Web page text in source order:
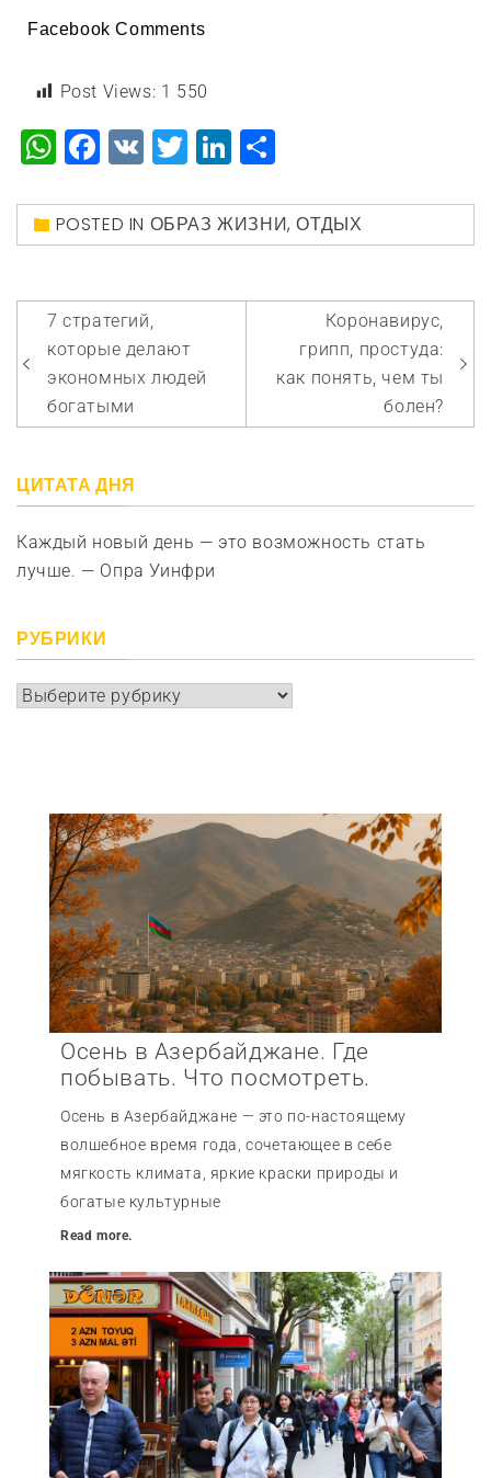
Facebook Comments
Post Views: 1 550
WhatsApp
Facebook
VK TwitterLinkedIn
POSTED IN ОБРАЗ ЖИЗНИ,ОТДЫХ
Навигация
по
записям
7 стратегий,
которые делают
экономных людей
богатыми
Коронавирус,
грипп, простуда:
как понять, чем ты
болен?
ЦИТАТА ДНЯ
Каждый новый день — это возможность стать
лучше. — Опра Уинфри
РУБРИКИ
Рубрики
Осень в Азербайджане. Где
побывать. Что посмотреть.
Осень в Азербайджане — это по-настоящему
волшебное время года, сочетающее в себе
мягкость климата, яркие краски природы и
богатые культурные
Read more.